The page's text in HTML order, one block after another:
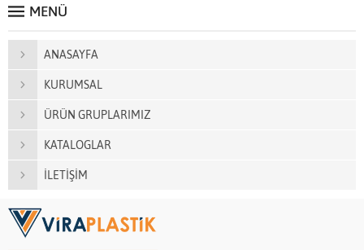
MENÜ
ANASAYFA
KURUMSAL
ÜRÜN GRUPLARIMIZ
KATALOGLAR
İLETİŞİM